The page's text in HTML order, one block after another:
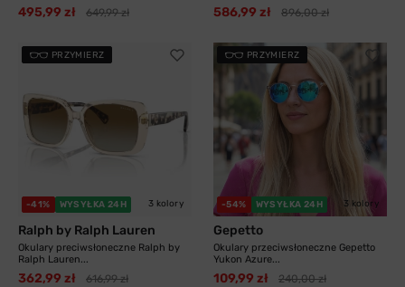
495,99 zł 649,99 zł 586,99 zł 896,00 zł
PRZYMIERZ
-41% WYSYŁKA 24H 3 kolory
Ralph by Ralph Lauren
Okulary preciwsłoneczne Ralph by
Ralph Lauren...
362,99 zł 616,99 zł
PRZYMIERZ
-54% WYSYŁKA 24H 3 kolory
Gepetto
Okulary przeciwsłoneczne Gepetto
Yukon Azure...
109,99 zł 240,00 zł